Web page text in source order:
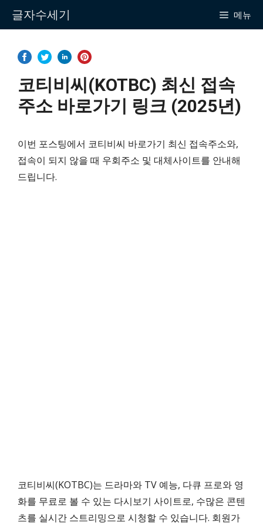
Skip글자수세기 메뉴
코티비씨(KOTBC) 최신 접속
주소 바로가기 링크 (2025년)
이번 포스팅에서 코티비씨 바로가기 최신 접속주소와,
접속이 되지 않을 때 우회주소 및 대체사이트를 안내해
드립니다.
코티비씨(KOTBC)는 드라마와 TV 예능, 다큐 프로와 영
화를 무료로 볼 수 있는 다시보기 사이트로, 수많은 콘텐
츠를 실시간 스트리밍으로 시청할 수 있습니다. 회원가